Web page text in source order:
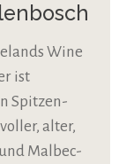
Wine
ist
Spitzen-
alter,
Malbec-